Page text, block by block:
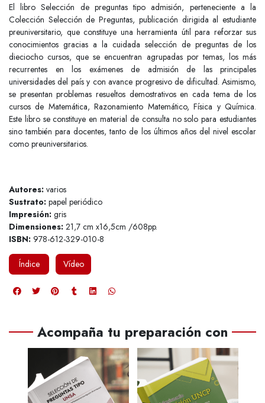
El libro Selección de preguntas tipo admisión, perteneciente a la
Colección Selección de Preguntas, publicación dirigida al estudiante
preuniversitario, que constituye una herramienta útil para reforzar sus
conocimientos gracias a la cuidada selección de preguntas de los
dieciocho cursos, que se encuentran agrupadas por temas, los más
recurrentes en los exámenes de admisión de las principales
universidades del país y con avance progresivo de dificultad. Asimismo,
se presentan problemas resueltos demostrativos en cada tema de los
cursos de Matemática, Razonamiento Matemático, Física y Química.
Este libro se constituye en material de consulta no solo para estudiantes
sino también para docentes, tanto de los últimos años del nivel escolar
como preuniversitarios.
Autores: varios
Sustrato: papel periódico
Impresión: gris
Dimensiones: 21,7 cm x16,5cm /608pp.
ISBN: 978-612-329-010-8
Índice Vídeo
Acompaña tu preparación con